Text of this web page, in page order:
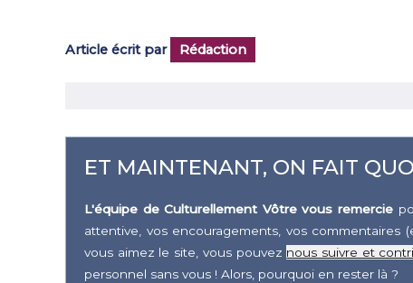
Article écrit par Rédaction
ET MAINTENANT, ON FAIT
L'équipe de Culturellement Vôtre vous remercie
attentive, vos encouragements, vos commentaires
vous aimez le site, vous pouvez nous suivre et
personnel sans vous ! Alors, pourquoi en rester là ?